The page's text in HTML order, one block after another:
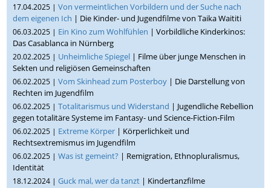
17.04.2025 |Von vermeintlichen Vorbildern und der Suche nach
dem eigenen Ich | Die Kinder- und Jugendfilme von Taika Waititi
06.03.2025 | Ein Kino zum Wohlfühlen | Vorbildliche Kinderkinos:
Das Casablanca in Nürnberg
20.02.2025 | Unheimliche Spiegel | Filme über junge Menschen in
Sekten und religiösen Gemeinschaften
06.02.2025 |Vom Skinhead zum Posterboy | Die Darstellung von
Rechten im Jugendfilm
06.02.2025 |Totalitarismus und Widerstand | Jugendliche Rebellion
gegen totalitäre Systeme im Fantasy- und Science-Fiction-Film
06.02.2025 | Extreme Körper | Körperlichkeit und
Rechtsextremismus im Jugendfilm
06.02.2025 |Was ist gemeint? | Remigration, Ethnopluralismus,
Identität
18.12.2024 |Guck mal, wer da tanzt | Kindertanzfilme